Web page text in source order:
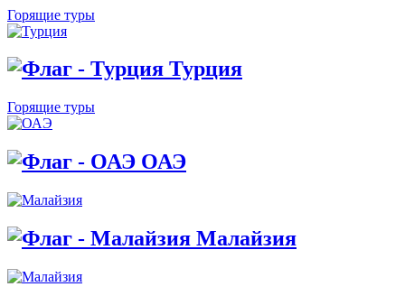
Горящие туры
Турция
Горящие туры
ОАЭ
Малайзия